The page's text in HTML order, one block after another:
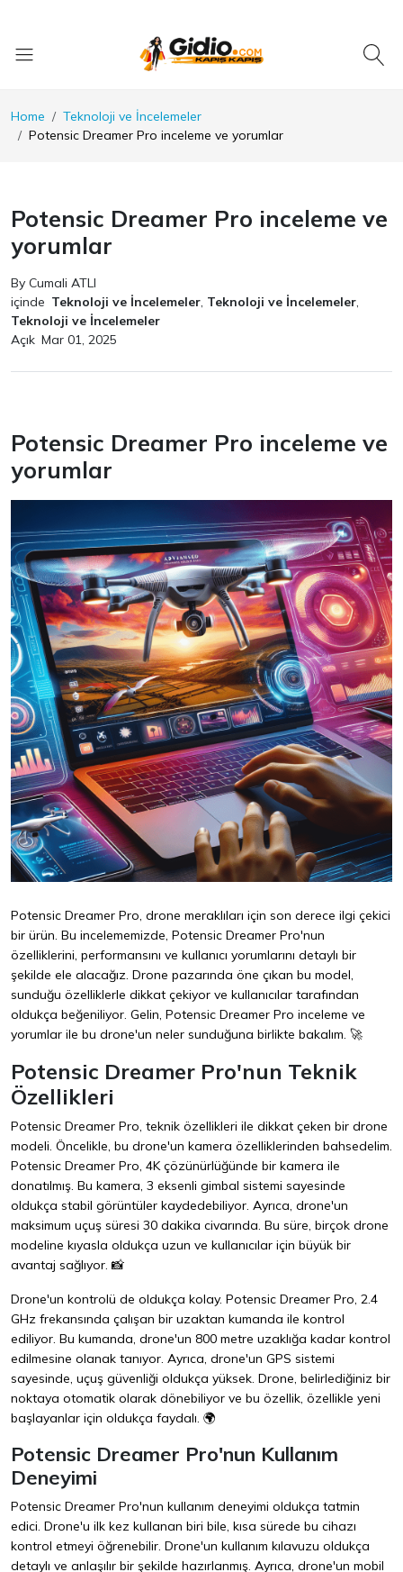
Home
Teknoloji ve İncelemeler
Potensic Dreamer Pro inceleme ve yorumlar
Potensic Dreamer Pro inceleme ve
yorumlar
By Cumali ATLI
içinde Teknoloji ve İncelemeler, Teknoloji ve İncelemeler,
Teknoloji ve İncelemeler
Açık Mar 01, 2025
Potensic Dreamer Pro inceleme ve
yorumlar
Potensic Dreamer Pro, drone meraklıları için son derece ilgi çekici
bir ürün. Bu incelememizde, Potensic Dreamer Pro'nun
özelliklerini, performansını ve kullanıcı yorumlarını detaylı bir
şekilde ele alacağız. Drone pazarında öne çıkan bu model,
sunduğu özelliklerle dikkat çekiyor ve kullanıcılar tarafından
oldukça beğeniliyor. Gelin, Potensic Dreamer Pro inceleme ve
yorumlar ile bu drone'un neler sunduğuna birlikte bakalım. 🚀
Potensic Dreamer Pro'nun Teknik
Özellikleri
Potensic Dreamer Pro, teknik özellikleri ile dikkat çeken bir drone
modeli. Öncelikle, bu drone'un kamera özelliklerinden bahsedelim.
Potensic Dreamer Pro, 4K çözünürlüğünde bir kamera ile
donatılmış. Bu kamera, 3 eksenli gimbal sistemi sayesinde
oldukça stabil görüntüler kaydedebiliyor. Ayrıca, drone'un
maksimum uçuş süresi 30 dakika civarında. Bu süre, birçok drone
modeline kıyasla oldukça uzun ve kullanıcılar için büyük bir
avantaj sağlıyor. 📸
Drone'un kontrolü de oldukça kolay. Potensic Dreamer Pro, 2.4
GHz frekansında çalışan bir uzaktan kumanda ile kontrol
ediliyor. Bu kumanda, drone'un 800 metre uzaklığa kadar kontrol
edilmesine olanak tanıyor. Ayrıca, drone'un GPS sistemi
sayesinde, uçuş güvenliği oldukça yüksek. Drone, belirlediğiniz bir
noktaya otomatik olarak dönebiliyor ve bu özellik, özellikle yeni
başlayanlar için oldukça faydalı. 🌍
Potensic Dreamer Pro'nun Kullanım
Deneyimi
Potensic Dreamer Pro'nun kullanım deneyimi oldukça tatmin
edici. Drone'u ilk kez kullanan biri bile, kısa sürede bu cihazı
kontrol etmeyi öğrenebilir. Drone'un kullanım kılavuzu oldukça
detaylı ve anlaşılır bir şekilde hazırlanmış. Ayrıca, drone'un mobil